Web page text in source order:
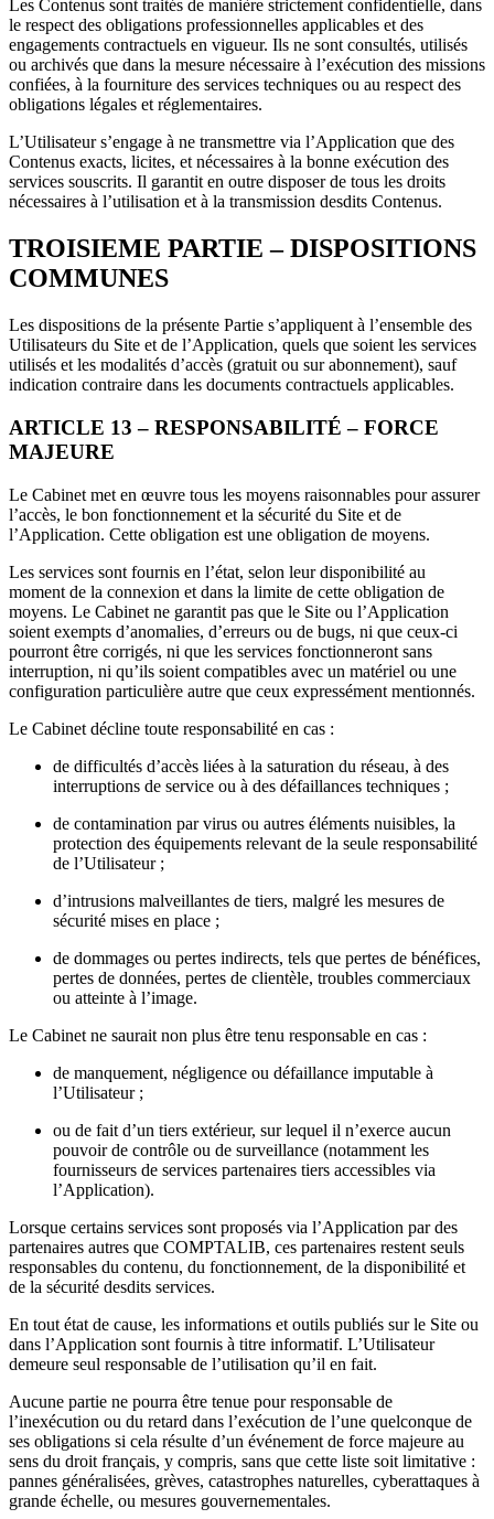
Les Contenus sont traités de manière strictement confidentielle, dans
le respect des obligations professionnelles applicables et des
engagements contractuels en vigueur. Ils ne sont consultés, utilisés
ou archivés que dans la mesure nécessaire à l’exécution des missions
confiées, à la fourniture des services techniques ou au respect des
obligations légales et réglementaires.
L’Utilisateur s’engage à ne transmettre via l’Application que des
Contenus exacts, licites, et nécessaires à la bonne exécution des
services souscrits. Il garantit en outre disposer de tous les droits
nécessaires à l’utilisation et à la transmission desdits Contenus.
TROISIEME PARTIE – DISPOSITIONS
COMMUNES
Les dispositions de la présente Partie s’appliquent à l’ensemble des
Utilisateurs du Site et de l’Application, quels que soient les services
utilisés et les modalités d’accès (gratuit ou sur abonnement), sauf
indication contraire dans les documents contractuels applicables.
ARTICLE 13 – RESPONSABILITÉ – FORCE
MAJEURE
Le Cabinet met en œuvre tous les moyens raisonnables pour assurer
l’accès, le bon fonctionnement et la sécurité du Site et de
l’Application. Cette obligation est une obligation de moyens.
Les services sont fournis en l’état, selon leur disponibilité au
moment de la connexion et dans la limite de cette obligation de
moyens. Le Cabinet ne garantit pas que le Site ou l’Application
soient exempts d’anomalies, d’erreurs ou de bugs, ni que ceux-ci
pourront être corrigés, ni que les services fonctionneront sans
interruption, ni qu’ils soient compatibles avec un matériel ou une
configuration particulière autre que ceux expressément mentionnés.
Le Cabinet décline toute responsabilité en cas :
de difficultés d’accès liées à la saturation du réseau, à des
interruptions de service ou à des défaillances techniques ;
de contamination par virus ou autres éléments nuisibles, la
protection des équipements relevant de la seule responsabilité
de l’Utilisateur ;
d’intrusions malveillantes de tiers, malgré les mesures de
sécurité mises en place ;
de dommages ou pertes indirects, tels que pertes de bénéfices,
pertes de données, pertes de clientèle, troubles commerciaux
ou atteinte à l’image.
Le Cabinet ne saurait non plus être tenu responsable en cas :
de manquement, négligence ou défaillance imputable à
l’Utilisateur ;
ou de fait d’un tiers extérieur, sur lequel il n’exerce aucun
pouvoir de contrôle ou de surveillance (notamment les
fournisseurs de services partenaires tiers accessibles via
l’Application).
Lorsque certains services sont proposés via l’Application par des
partenaires autres que COMPTALIB, ces partenaires restent seuls
responsables du contenu, du fonctionnement, de la disponibilité et
de la sécurité desdits services.
En tout état de cause, les informations et outils publiés sur le Site ou
dans l’Application sont fournis à titre informatif. L’Utilisateur
demeure seul responsable de l’utilisation qu’il en fait.
Aucune partie ne pourra être tenue pour responsable de
l’inexécution ou du retard dans l’exécution de l’une quelconque de
ses obligations si cela résulte d’un événement de force majeure au
sens du droit français, y compris, sans que cette liste soit limitative :
pannes généralisées, grèves, catastrophes naturelles, cyberattaques à
grande échelle, ou mesures gouvernementales.